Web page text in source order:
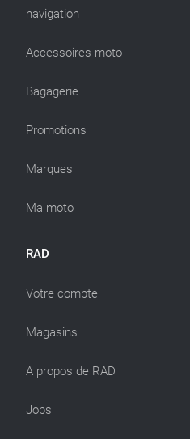
navigation
Accessoires moto
Bagagerie
Promotions
Marques
Ma moto
RAD
Votre compte
Magasins
A propos de RAD
Jobs